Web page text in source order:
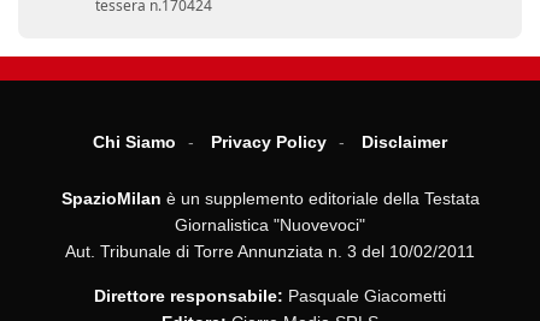
tessera n.170424
Chi Siamo Privacy Policy Disclaimer
SpazioMilan è un supplemento editoriale della Testata
Giornalistica "Nuovevoci"
Aut. Tribunale di Torre Annunziata n. 3 del 10/02/2011
Direttore responsabile: Pasquale Giacometti